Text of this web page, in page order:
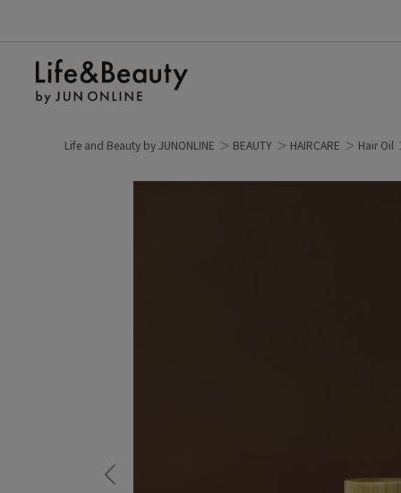
Life and Beauty by JUNONLINE BEAUTY HAIRCARE Hair Oil